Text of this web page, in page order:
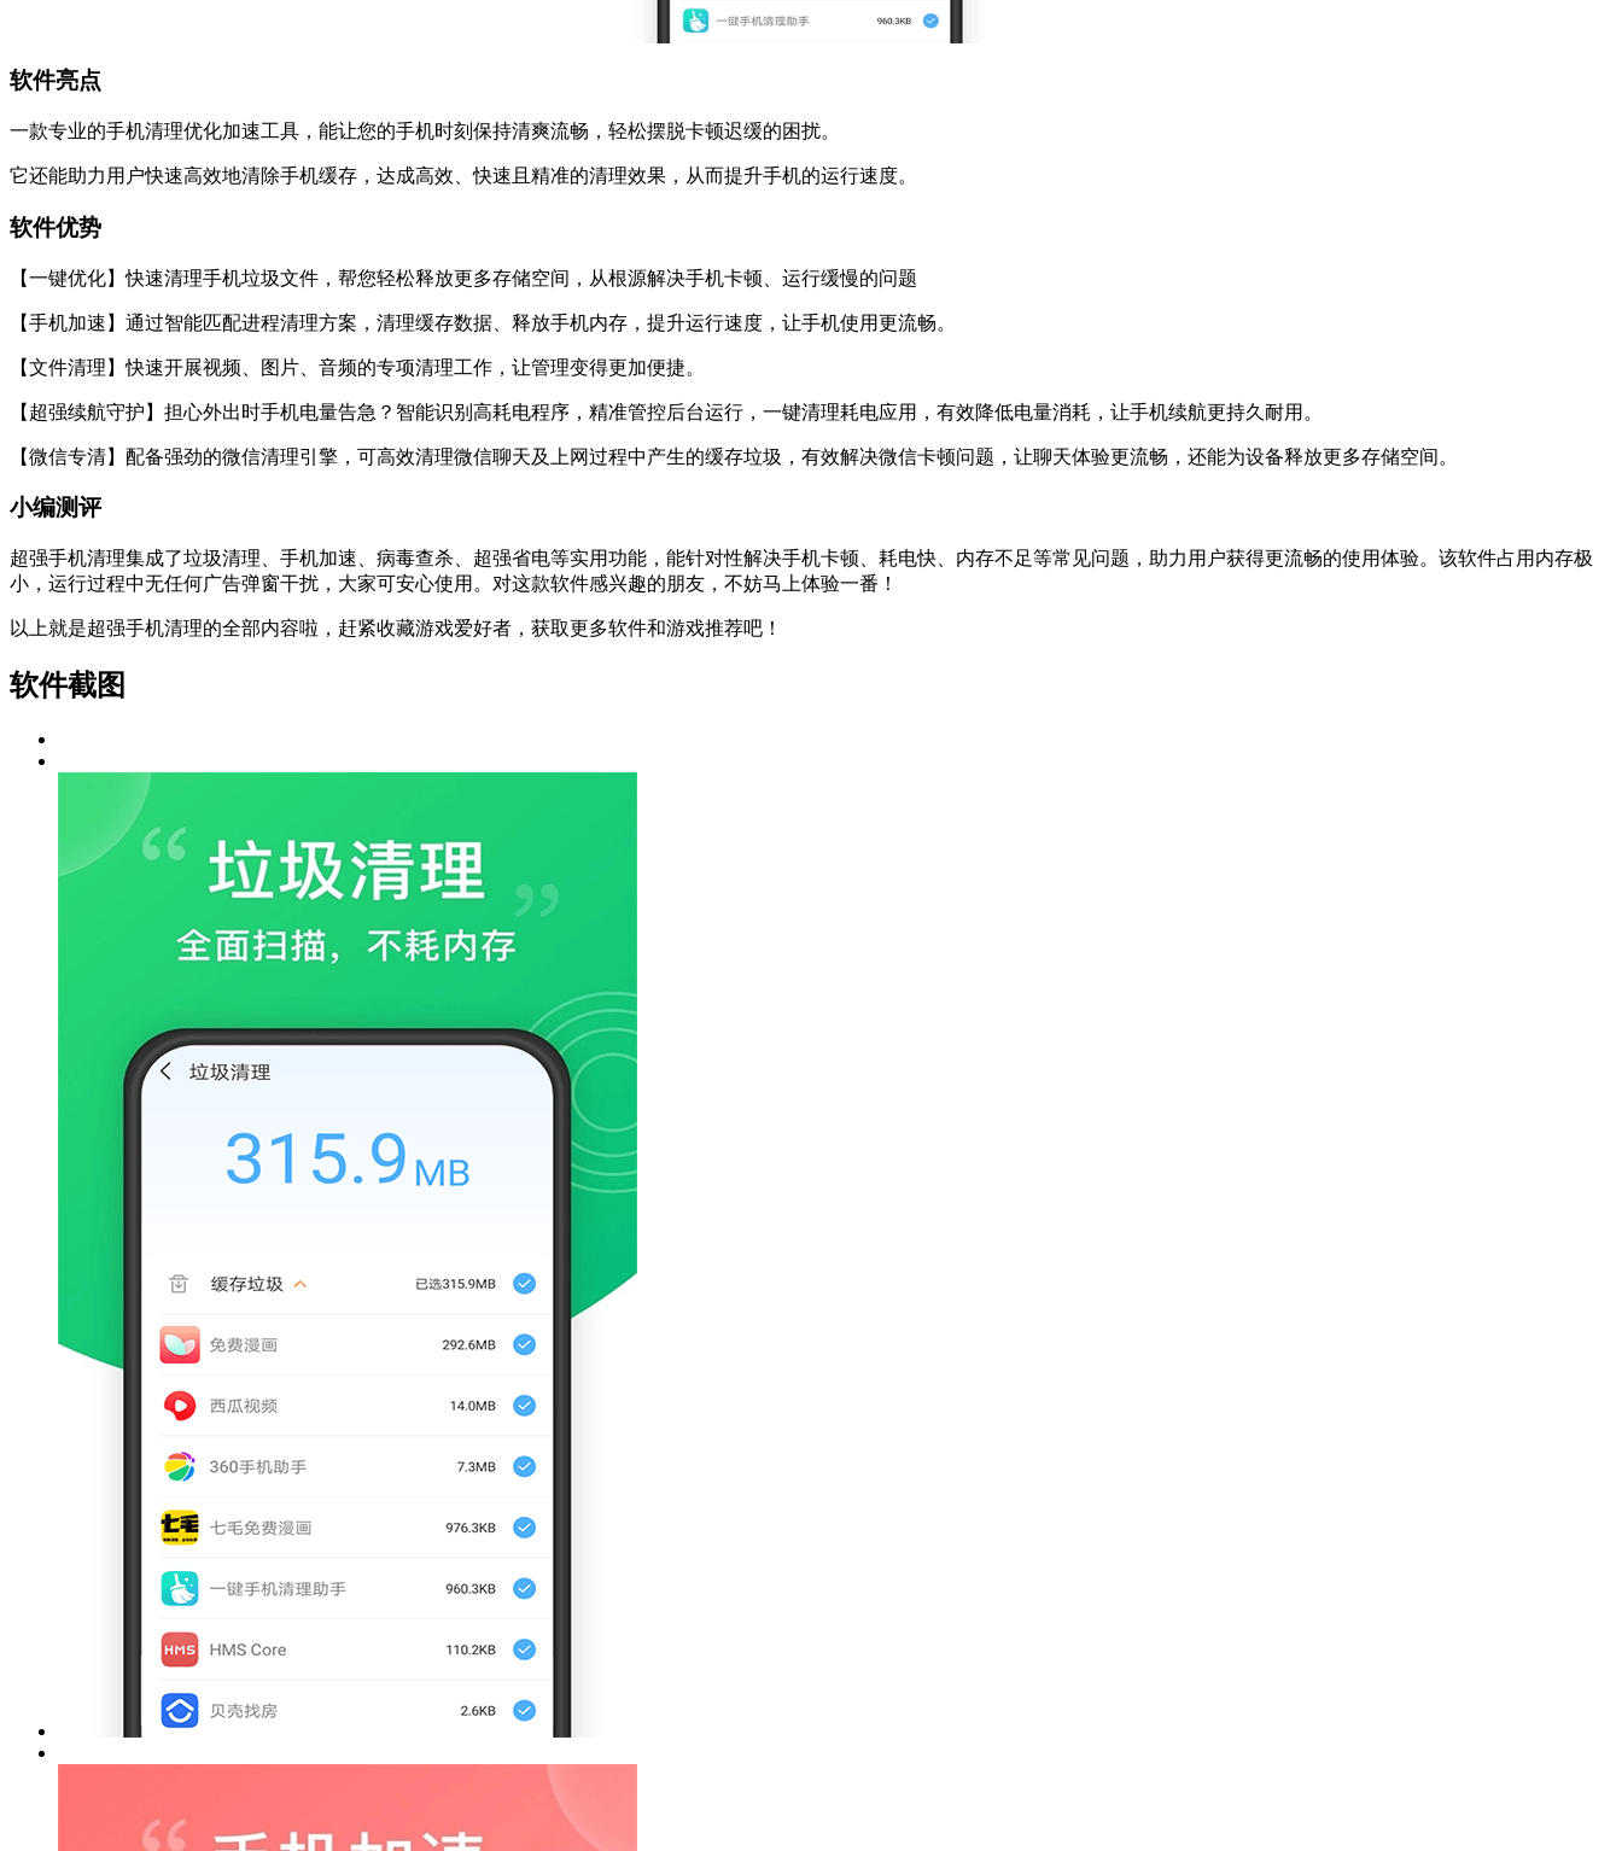
软件亮点
一款专业的手机清理优化加速工具，能让您的手机时刻保持清爽流畅，轻松摆脱卡顿迟缓的困扰。
它还能助力用户快速高效地清除手机缓存，达成高效、快速且精准的清理效果，从而提升手机的运行速度。
软件优势
【一键优化】快速清理手机垃圾文件，帮您轻松释放更多存储空间，从根源解决手机卡顿、运行缓慢的问题
【手机加速】通过智能匹配进程清理方案，清理缓存数据、释放手机内存，提升运行速度，让手机使用更流畅。
【文件清理】快速开展视频、图片、音频的专项清理工作，让管理变得更加便捷。
【超强续航守护】担心外出时手机电量告急？智能识别高耗电程序，精准管控后台运行，一键清理耗电应用，有效降低电量消耗，让手机续航更持久耐用。
【微信专清】配备强劲的微信清理引擎，可高效清理微信聊天及上网过程中产生的缓存垃圾，有效解决微信卡顿问题，让聊天体验更流畅，还能为设备释放更多存储空间。
小编测评
超强手机清理集成了垃圾清理、手机加速、病毒查杀、超强省电等实用功能，能针对性解决手机卡顿、耗电快、内存不足等常见问题，助力用户获得更流畅的使用体验。该软件占用内存极
小，运行过程中无任何广告弹窗干扰，大家可安心使用。对这款软件感兴趣的朋友，不妨马上体验一番！
以上就是超强手机清理的全部内容啦，赶紧收藏游戏爱好者，获取更多软件和游戏推荐吧！
软件截图